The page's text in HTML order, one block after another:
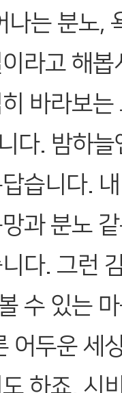
는 분노,
라고 해
바라보
다. 밤하
습니다.
과 분노
다. 그런
수 있는
어두운 세
하죠. 시